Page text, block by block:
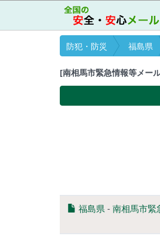
防犯・防災 福島県
[南相馬市緊急情報等メー
福島県 - 南相馬市緊